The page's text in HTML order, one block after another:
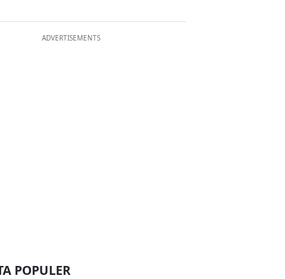
ADVERTISEMENTS
POPULER